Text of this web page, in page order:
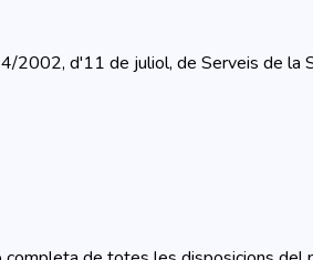
d'11 de juliol, de Serveis de la